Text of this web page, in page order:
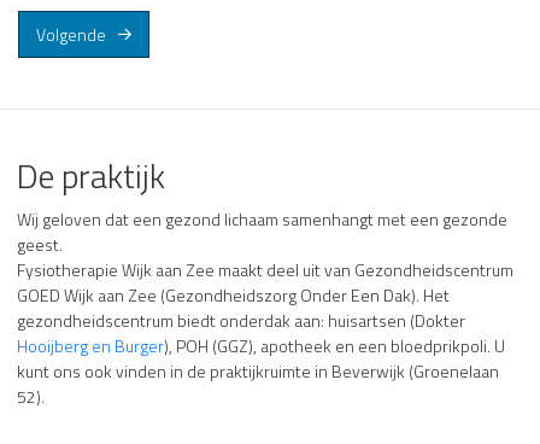
Volgende
De praktijk
Wij geloven dat een gezond lichaam samenhangt met een gezonde
geest.
Fysiotherapie Wijk aan Zee maakt deel uit van Gezondheidscentrum
GOED Wijk aan Zee (Gezondheidszorg Onder Een Dak). Het
gezondheidscentrum biedt onderdak aan: huisartsen (Dokter
Hooijberg en Burger), POH (GGZ), apotheek en een bloedprikpoli. U
kunt ons ook vinden in de praktijkruimte in Beverwijk (Groenelaan
52).